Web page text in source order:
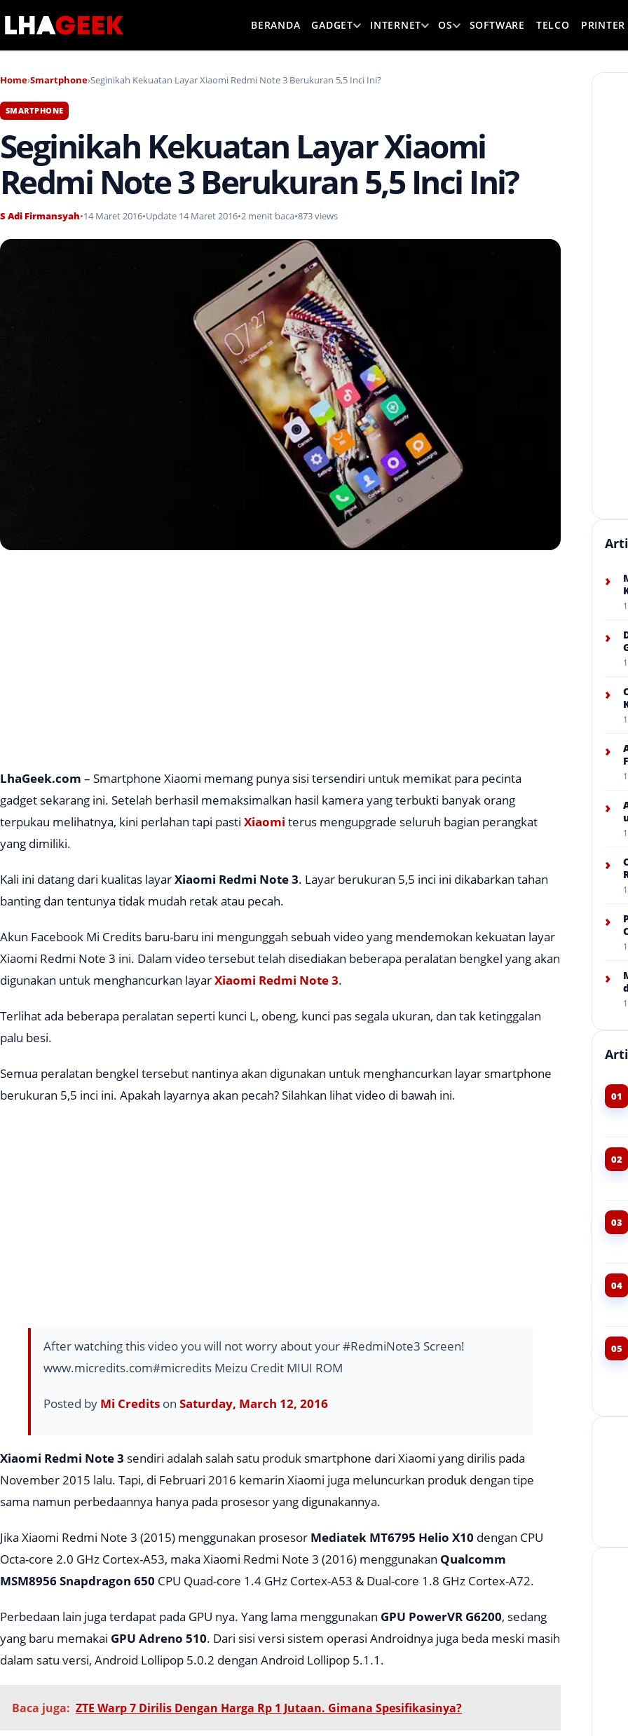
BERANDA GADGET INTERNET OS SOFTWARE TELCO PRINTER
Home›Smartphone›Seginikah Kekuatan Layar Xiaomi Redmi Note 3 Berukuran 5,5 Inci Ini?
SMARTPHONE
Seginikah Kekuatan Layar Xiaomi
Redmi Note 3 Berukuran 5,5 Inci Ini?
S Adi Firmansyah•14 Maret 2016•Update 14 Maret 2016•2 menit baca•873 views
LhaGeek.com – Smartphone Xiaomi memang punya sisi tersendiri untuk memikat para pecinta
gadget sekarang ini. Setelah berhasil memaksimalkan hasil kamera yang terbukti banyak orang
terpukau melihatnya, kini perlahan tapi pasti Xiaomi terus mengupgrade seluruh bagian perangkat
yang dimiliki.
Kali ini datang dari kualitas layarXiaomi Redmi Note 3. Layar berukuran 5,5 inci ini dikabarkan tahan
banting dan tentunya tidak mudah retak atau pecah.
Akun Facebook Mi Credits baru-baru ini mengunggah sebuah video yang mendemokan kekuatan layar
Xiaomi Redmi Note 3 ini. Dalam video tersebut telah disediakan beberapa peralatan bengkel yang akan
digunakan untuk menghancurkan layarXiaomi Redmi Note 3.
Terlihat ada beberapa peralatan seperti kunci L, obeng, kunci pas segala ukuran, dan tak ketinggalan
palu besi.
Semua peralatan bengkel tersebut nantinya akan digunakan untuk menghancurkan layar smartphone
berukuran 5,5 inci ini. Apakah layarnya akan pecah? Silahkan lihat video di bawah ini.
After watching this video you will not worry about your #RedmiNote3 Screen!
www.micredits.com#micredits Meizu Credit MIUI ROM
Posted by Mi Credits on Saturday, March 12, 2016
Xiaomi Redmi Note 3 sendiri adalah salah satu produk smartphone dari Xiaomi yang dirilis pada
November 2015 lalu. Tapi, di Februari 2016 kemarin Xiaomi juga meluncurkan produk dengan tipe
sama namun perbedaannya hanya pada prosesor yang digunakannya.
Jika Xiaomi Redmi Note 3 (2015) menggunakan prosesor Mediatek MT6795 Helio X10 dengan CPU
Octa-core 2.0 GHz Cortex-A53, maka Xiaomi Redmi Note 3 (2016) menggunakan Qualcomm
MSM8956 Snapdragon 650 CPU Quad-core 1.4 GHz Cortex-A53 & Dual-core 1.8 GHz Cortex-A72.
Perbedaan lain juga terdapat pada GPU nya. Yang lama menggunakan GPU PowerVR G6200, sedang
yang baru memakai GPU Adreno 510. Dari sisi versi sistem operasi Androidnya juga beda meski masih
dalam satu versi, Android Lollipop 5.0.2 dengan Android Lollipop 5.1.1.
Baca juga: ZTE Warp 7 Dirilis Dengan Harga Rp 1 Jutaan. Gimana Spesifikasinya?
›
›
›
›
›
›
›
›
01
02
03
04
05